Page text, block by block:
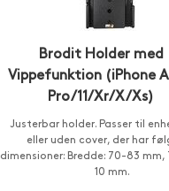
Brodit Holder med
Vippefunktion (iPhone
Pro/11/Xr/X/Xs)
Justerbar holder. Passer til
eller uden cover, der har
dimensioner: Bredde: 70-83 mm,
10 mm.